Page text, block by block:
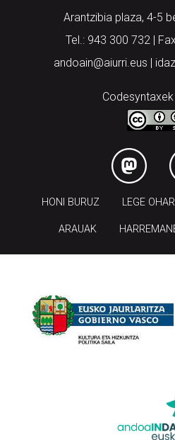
Arantzibia plaza, 4-5
Tel.: 943 300 732 |
andoain@aiurri.eus |
HONI BURUZ LEGE
ARAUAK